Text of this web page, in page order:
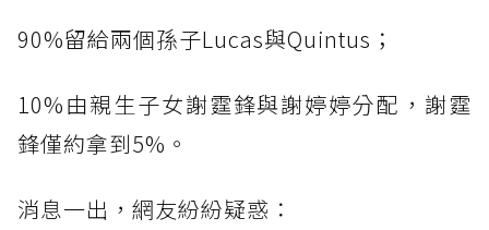
90%留給兩個孫子Lucas與Quintus；
10%由親生子女謝霆鋒與謝婷婷分配，謝霆
鋒僅約拿到5%。
消息一出，網友紛紛疑惑：